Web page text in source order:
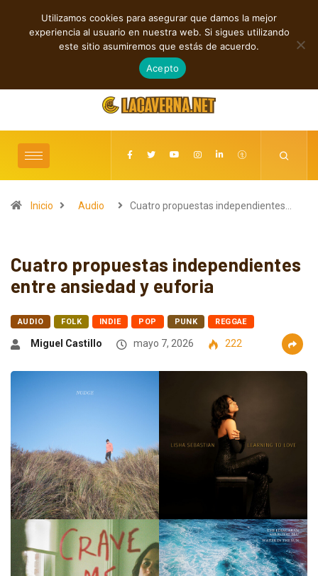
TENDENCIAS
Indie, rap y pop: cuatro lanzamientos independientes destacados
agosto 7, 2026
Inicio Audio Cuatro propuestas independientes…
Cuatro propuestas independientes
entre ansiedad y euforia
AUDIO FOLK INDIE POP PUNK REGGAE
Miguel Castillo mayo 7, 2026 222
Utilizamos cookies para asegurar que damos la mejor
experiencia al usuario en nuestra web. Si sigues utilizando
este sitio asumiremos que estás de acuerdo.
Acepto